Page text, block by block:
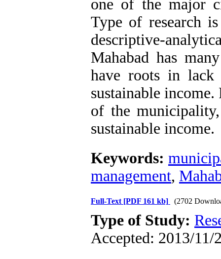
one of the major
Type of research
descriptive-
Mahabad has
have roots in lack
sustainable
of the municipality,
sustainable income.
Keywords:
management,
Full-Text [PDF 161 kb] (2702
Type of Study:
Accepted: 2013/11/